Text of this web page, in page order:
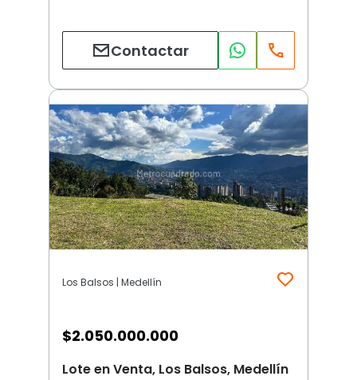
Contactar
Los Balsos | Medellín
$2.050.000.000
Lote en Venta, Los Balsos, Medellín